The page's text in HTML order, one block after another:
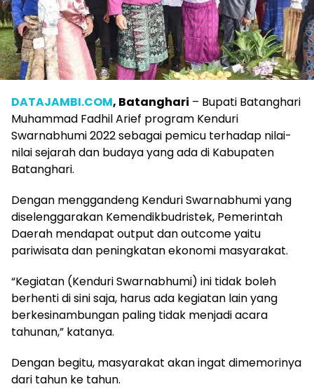
DATAJAMBI.COM, Batanghari – Bupati Batanghari
Muhammad Fadhil Arief program Kenduri
Swarnabhumi 2022 sebagai pemicu terhadap nilai-
nilai sejarah dan budaya yang ada di Kabupaten
Batanghari.
Dengan menggandeng Kenduri Swarnabhumi yang
diselenggarakan Kemendikbudristek, Pemerintah
Daerah mendapat output dan outcome yaitu
pariwisata dan peningkatan ekonomi masyarakat.
“Kegiatan (Kenduri Swarnabhumi) ini tidak boleh
berhenti di sini saja, harus ada kegiatan lain yang
berkesinambungan paling tidak menjadi acara
tahunan,” katanya.
Dengan begitu, masyarakat akan ingat dimemorinya
dari tahun ke tahun.